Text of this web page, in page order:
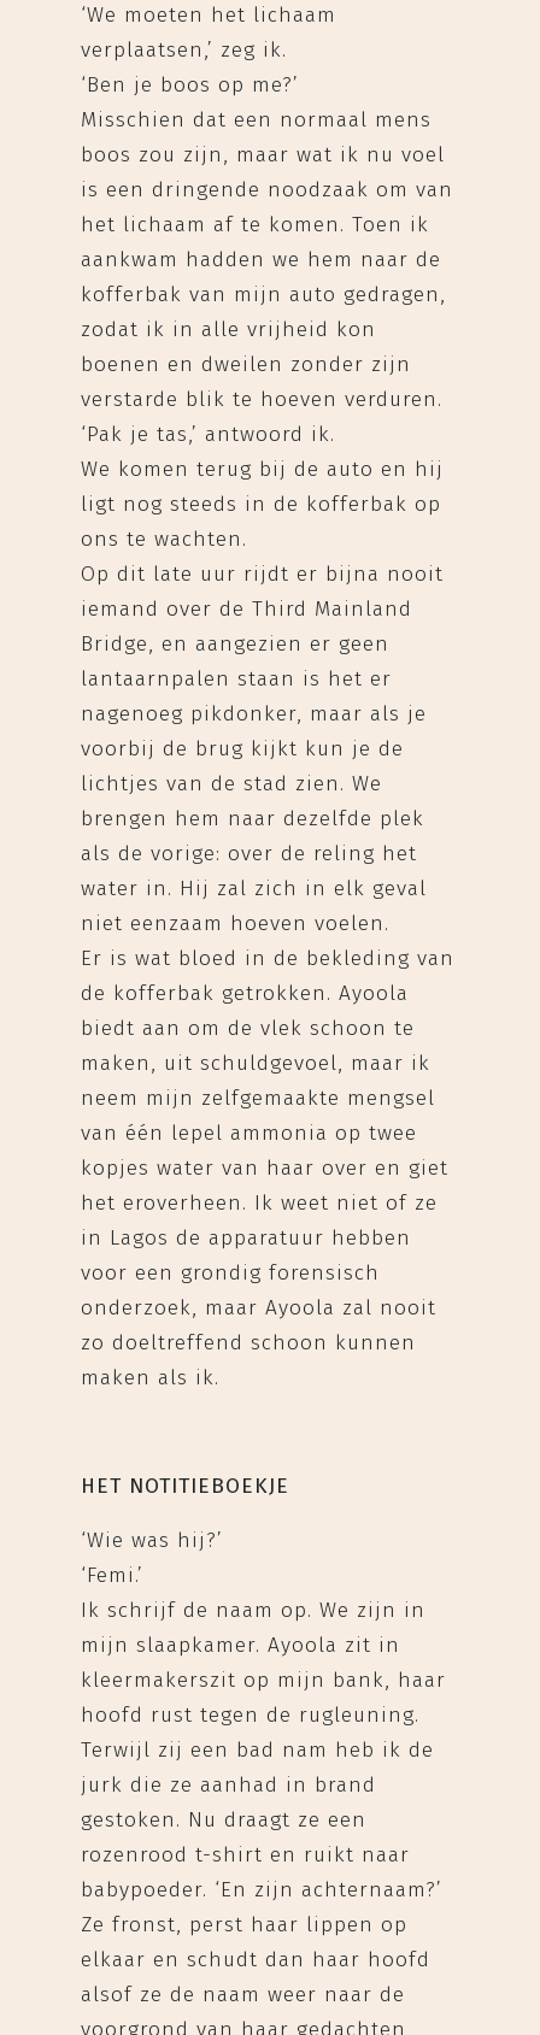
‘We moeten het lichaam
verplaatsen,’ zeg ik.
‘Ben je boos op me?’
Misschien dat een normaal mens
boos zou zijn, maar wat ik nu voel
is een dringende noodzaak om van
het lichaam af te komen. Toen ik
aankwam hadden we hem naar de
kofferbak van mijn auto gedragen,
zodat ik in alle vrijheid kon
boenen en dweilen zonder zijn
verstarde blik te hoeven verduren.
‘Pak je tas,’ antwoord ik.
We komen terug bij de auto en hij
ligt nog steeds in de kofferbak op
ons te wachten.
Op dit late uur rijdt er bijna nooit
iemand over de Third Mainland
Bridge, en aangezien er geen
lantaarnpalen staan is het er
nagenoeg pikdonker, maar als je
voorbij de brug kijkt kun je de
lichtjes van de stad zien. We
brengen hem naar dezelfde plek
als de vorige: over de reling het
water in. Hij zal zich in elk geval
niet eenzaam hoeven voelen.
Er is wat bloed in de bekleding van
de kofferbak getrokken. Ayoola
biedt aan om de vlek schoon te
maken, uit schuldgevoel, maar ik
neem mijn zelfgemaakte mengsel
van één lepel ammonia op twee
kopjes water van haar over en giet
het eroverheen. Ik weet niet of ze
in Lagos de apparatuur hebben
voor een grondig forensisch
onderzoek, maar Ayoola zal nooit
zo doeltreffend schoon kunnen
maken als ik.
HET NOTITIEBOEKJE
‘Wie was hij?’
‘Femi.’
Ik schrijf de naam op. We zijn in
mijn slaapkamer. Ayoola zit in
kleermakerszit op mijn bank, haar
hoofd rust tegen de rugleuning.
Terwijl zij een bad nam heb ik de
jurk die ze aanhad in brand
gestoken. Nu draagt ze een
rozenrood t-shirt en ruikt naar
babypoeder. ‘En zijn achternaam?’
Ze fronst, perst haar lippen op
elkaar en schudt dan haar hoofd
alsof ze de naam weer naar de
voorgrond van haar gedachten